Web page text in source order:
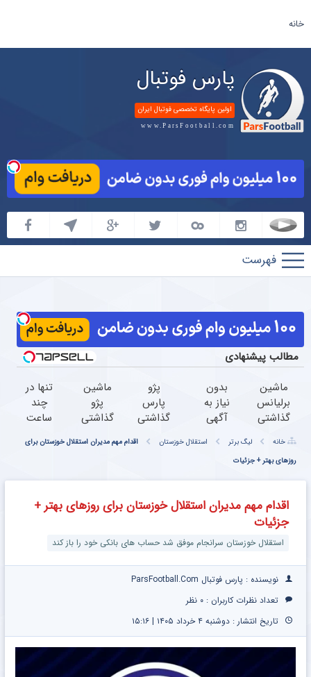
خانه
پارس فوتبال
اولین پایگاه تخصصی فوتبال ایران
www.ParsFootball.com
پارس
فوتبال
مطالب پیشنهادی
ماشین
برلیانس
گذاشتی
فروش؟
با خیال
راحت
بدون
نیاز به
آگهی
یکبار
فروخته
پژو
پارس
گذاشتی
فروش؟؟
راحت
ماشین
پژو
گذاشتی
فروش
سریع و
بفروش
تنها در
چند
ساعت
یکبار
به
خانه لیگ برتر استقلال خوزستان
اقدام مهم مدیران استقلال خوزستان برای
روزهای بهتر + جزئیات
اقدام مهم مدیران استقلال خوزستان برای روزهای بهتر +
جزئیات
استقلال خوزستان سرانجام موفق شد حساب های بانکی خود را باز کند
نویسنده : پارس فوتبال ParsFootball.Com
تعداد نظرات کاربران : ۰ نظر
تاریخ انتشار : دوشنبه ۴ خرداد ۱۴۰۵ | ۱۵:۱۶